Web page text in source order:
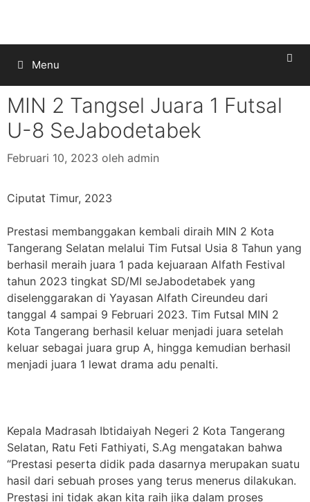
Menu
MIN 2 Tangsel Juara 1 Futsal
U-8 SeJabodetabek
Februari 10, 2023 oleh admin
Ciputat Timur, 2023
Prestasi membanggakan kembali diraih MIN 2 Kota
Tangerang Selatan melalui Tim Futsal Usia 8 Tahun yang
berhasil meraih juara 1 pada kejuaraan Alfath Festival
tahun 2023 tingkat SD/MI seJabodetabek yang
diselenggarakan di Yayasan Alfath Cireundeu dari
tanggal 4 sampai 9 Februari 2023. Tim Futsal MIN 2
Kota Tangerang berhasil keluar menjadi juara setelah
keluar sebagai juara grup A, hingga kemudian berhasil
menjadi juara 1 lewat drama adu penalti.
Kepala Madrasah Ibtidaiyah Negeri 2 Kota Tangerang
Selatan, Ratu Feti Fathiyati, S.Ag mengatakan bahwa
“Prestasi peserta didik pada dasarnya merupakan suatu
hasil dari sebuah proses yang terus menerus dilakukan.
Prestasi ini tidak akan kita raih jika dalam proses